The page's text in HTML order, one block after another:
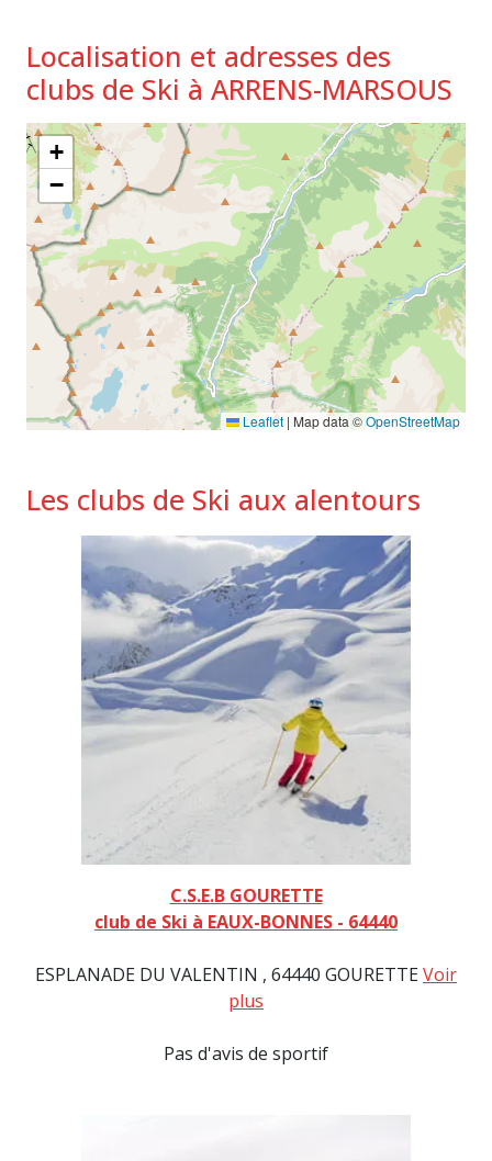
Localisation et adresses des
clubs de Ski à ARRENS-MARSOUS
+
−
Leaflet | Map data ©OpenStreetMap
Les clubs de Ski aux alentours
C.S.E.B GOURETTE
club de Ski à EAUX-BONNES - 64440
ESPLANADE DU VALENTIN , 64440 GOURETTEVoir
plus
Pas d'avis de sportif